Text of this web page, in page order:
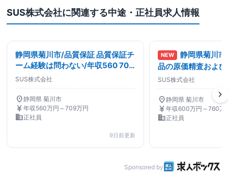
SUS株式会社に関連する中途・正社員求人情報
静岡県菊川市/品質保証 品質保証チ
ーム経験は問わない/年収560 709
万円 年間休日125日/化学系品質保
証・監査
SUS株式会社
location_on静岡県 菊川市
currency_yen年収560万円～709万円
business正社員
9日前更新
NEW
静岡県菊川
品の原価精査およ
分析など/年休125
生産技術関連
SUS株式会社
location_on静岡県 菊川市
currency_yen年収600万円～760万
business正社員
chevron_right
Sponsored by